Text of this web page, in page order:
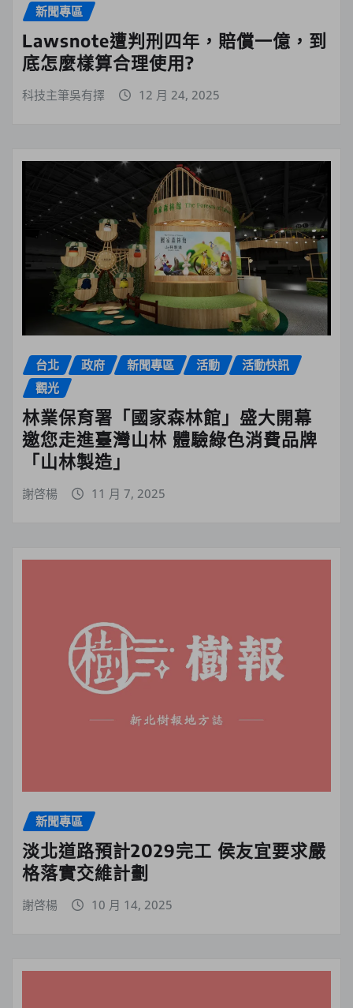
新聞專區
Lawsnote遭判刑四年，賠償一億，到
底怎麼樣算合理使用?
科技主筆吳有擇 12 月 24, 2025
台北 政府 新聞專區 活動
活動快訊
觀光
林業保育署「國家森林館」盛大開幕
邀您走進臺灣山林 體驗綠色消費品牌
「山林製造」
謝啓楊 11 月 7, 2025
新聞專區
淡北道路預計2029完工 侯友宜要求嚴
格落實交維計劃
謝啓楊 10 月 14, 2025